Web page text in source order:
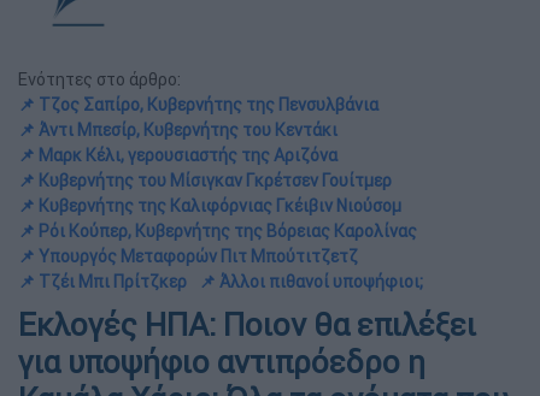
Ενότητες στο άρθρο:
📌 Τζος Σαπίρο, Κυβερνήτης της Πενσυλβάνια
📌 Άντι Μπεσίρ, Κυβερνήτης του Κεντάκι
📌 Μαρκ Κέλι, γερουσιαστής της Αριζόνα
📌 Κυβερνήτης του Μίσιγκαν Γκρέτσεν Γουίτμερ
📌 Κυβερνήτης της Καλιφόρνιας Γκέιβιν Νιούσομ
📌 Ρόι Κούπερ, Κυβερνήτης της Βόρειας Καρολίνας
📌 Υπουργός Μεταφορών Πιτ Μπούτιτζετζ
📌 Τζέι Μπι Πρίτζκερ
📌 Άλλοι πιθανοί υποψήφιοι;
Εκλογές ΗΠΑ: Ποιον θα επιλέξει
για υποψήφιο αντιπρόεδρο η